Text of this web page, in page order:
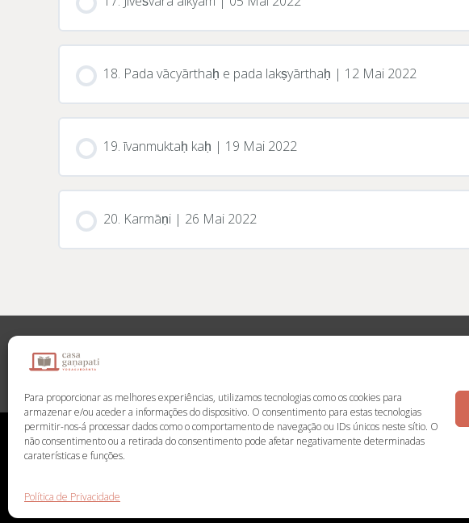
Para proporcionar as melhores experiências, utilizamos tecnologias como os cookies para
armazenar e/ou aceder a informações do dispositivo. O consentimento para estas tecnologias
permitir-nos-á processar dados como o comportamento de navegação ou IDs únicos neste sítio. O
não consentimento ou a retirada do consentimento pode afetar negativamente determinadas
caraterísticas e funções.
Política de Privacidade
18. Pada vācyārthaḥ e pada lakṣyārthaḥ | 12 Mai 2022
19. īvanmuktaḥ kaḥ | 19 Mai 2022
20. Karmāṇi | 26 Mai 2022